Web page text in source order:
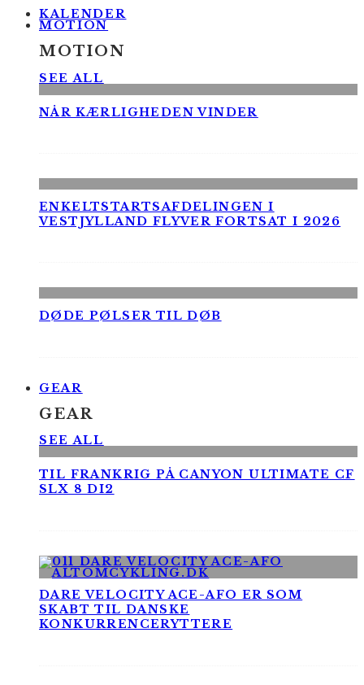
KALENDER
MOTION
MOTION
SEE ALL
NÅR KÆRLIGHEDEN VINDER
ENKELTSTARTSAFDELINGEN I
VESTJYLLAND FLYVER FORTSAT I 2026
DØDE PØLSER TIL DØB
GEAR
GEAR
SEE ALL
TIL FRANKRIG PÅ CANYON ULTIMATE CF
SLX 8 DI2
DARE VELOCITY ACE-AFO ER SOM
SKABT TIL DANSKE
KONKURRENCERYTTERE